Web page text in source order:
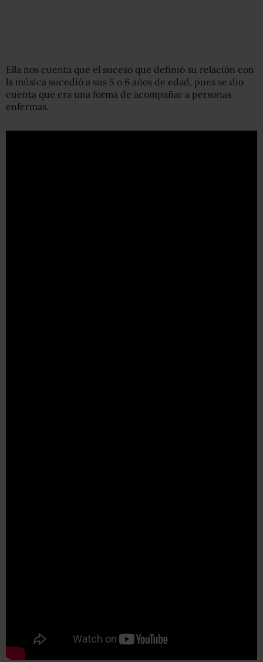
Ella nos cuenta que el suceso que definió su relación con
la música sucedió a sus 5 o 6 años de edad, pues se dio
cuenta que era una forma de acompañar a personas
enfermas.